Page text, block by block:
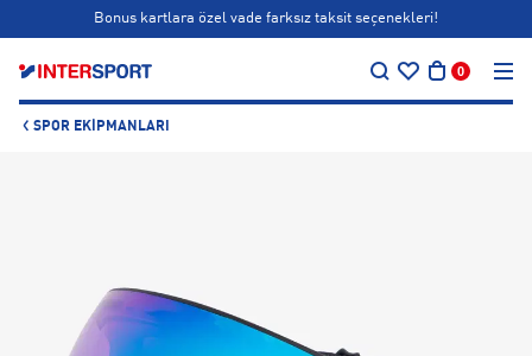
Bonus kartlara özel vade farksız taksit seçenekleri!
0
SPOR EKIPMANLARI